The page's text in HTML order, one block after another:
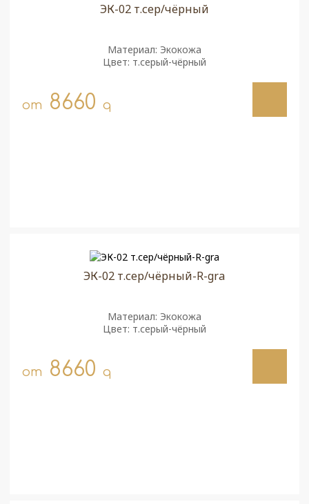
ЭК-02 т.сер/чёрный
Материал: Экокожа
Цвет: т.серый-чёрный
от 8660 q
ЭК-02 т.сер/чёрный-R-gra
Материал: Экокожа
Цвет: т.серый-чёрный
от 8660 q